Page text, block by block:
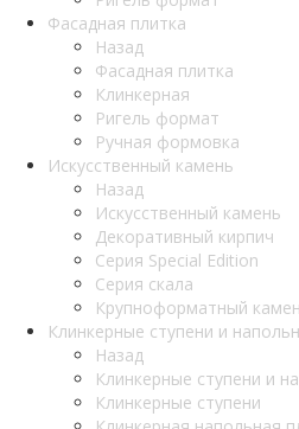
Фасадная плитка
Назад
Фасадная плитка
Клинкерная
Ригель формат
Ручная формовка
Искусственный камень
Назад
Искусственный камень
Декоративный кирпич
Серия Special Edition
Серия скала
Крупноформатный
Клинкерные ступени и
Назад
Клинкерные ступени и
Клинкерные ступени